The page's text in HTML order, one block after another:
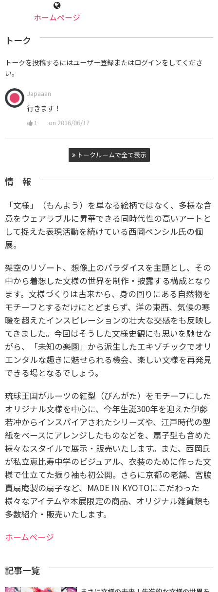
ホームページ
トーク
トークを投稿するにはユーザー登録またはログインをしてくださ
い。
Japaaan
行きます！
1 on 2016/06/17
トークルームで全て表示
情 報
「文様」（もんよう）を単なる絵柄ではなく、多様な含
意をウェアラブルに昇華できる同時代性の高いアートと
して捉えた表現活動を続けている西岡ペンシル氏の個
展。
架空のリゾート、想像上のパラダイスを主題とし、その
中から着想した文様の世界を制作・披露する構成となり
ます。文様づくりは古来から、身の回りにある自然物を
モチーフとするだけにとどまらず、洋の東西、気候の寒
暖を超えたインスピレーションの壮大な交感をも反映し
てきました。今回はそうした文様史観にも思いを馳せな
がら、「未知の楽園」から派生したエキゾチックでオリ
エンタルな趣きに魅せられる機会、楽しい文様を再発見
できる場となるでしょう。
琉球王国がルーツの紅型（びんがた）をモチーフにした
オリジナル文様を中心に、今年生誕300年を迎えた伊藤
若冲からインスパイアされたシリーズや、江戸時代の型
紙をベースにアレンジしたものなどを、扇子型も含めた
様々なスタイルで展示・販売いたします。また、西岡氏
が私立恵比寿中学のビジュアル、衣装のために作った文
様で仕立てた振り袖も初公開。さらに京都の老舗、宮脇
賣扇庵製の扇子など、MADE IN KYOTOにこだわった
様々なアイテムや本展限定の商品、オリジナル雑貨類も
多数紹介・販売いたします。
ホームページ
記事一覧